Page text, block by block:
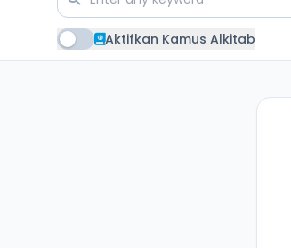
Aktifkan Kamus Alkitab